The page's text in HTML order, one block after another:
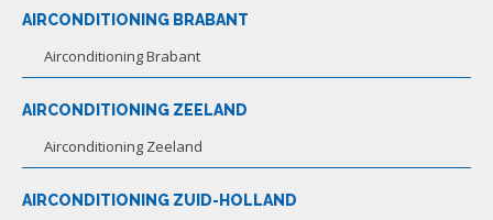
AIRCONDITIONING BRABANT
Airconditioning Brabant
AIRCONDITIONING ZEELAND
Airconditioning Zeeland
AIRCONDITIONING ZUID-HOLLAND